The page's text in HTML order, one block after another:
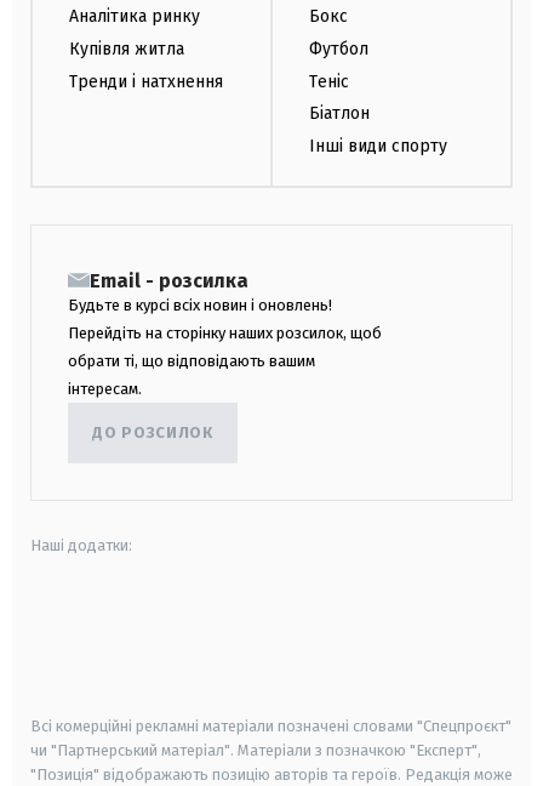
Аналітика ринку
Купівля житла
Тренди і натхнення
Бокс
Футбол
Теніс
Біатлон
Інші види спорту
Email - розсилка
Будьте в курсі всіх новин і оновлень!
Перейдіть на сторінку наших розсилок, щоб
обрати ті, що відповідають вашим
інтересам.
ДО РОЗСИЛОК
Наші додатки:
Всі комерційні рекламні матеріали позначені словами "Спецпроєкт"
чи "Партнерський матеріал". Матеріали з позначкою "Експерт",
"Позиція" відображають позицію авторів та героїв. Редакція може